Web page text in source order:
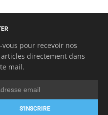
vous pour recevoir nos
directement dans
mail.
S'INSCRIRE